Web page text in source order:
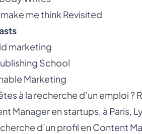
make me think Revisited
marketing
School
Marketing
à la recherche d’un emploi
Manager en startups, à Paris,
d’un profil en Content